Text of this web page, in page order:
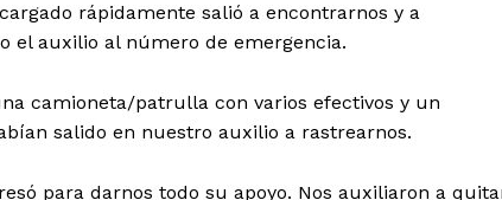
rápidamente salió a encontrarnos y a
el auxilio al número de emergencia.
camioneta/patrulla con varios efectivos y un
salido en nuestro auxilio a rastrearnos.
para darnos todo su apoyo. Nos auxiliaron a